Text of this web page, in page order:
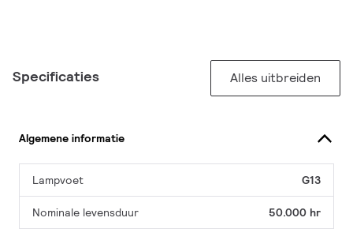
Specificaties Alles uitbreiden
Algemene informatie
Lampvoet G13
Nominale levensduur 50.000 hr